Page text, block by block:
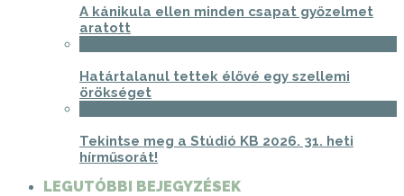
A kánikula ellen minden csapat győzelmet
aratott
Határtalanul tettek élővé egy szellemi
örökséget
Tekintse meg a Stúdió KB 2026. 31. heti
hírműsorát!
LEGUTÓBBI BEJEGYZÉSEK